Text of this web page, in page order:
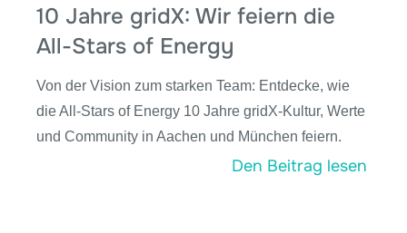
10 Jahre gridX: Wir feiern die
All-Stars of Energy
Von der Vision zum starken Team: Entdecke, wie
die All-Stars of Energy 10 Jahre gridX-Kultur, Werte
und Community in Aachen und München feiern.
Den Beitrag lesen